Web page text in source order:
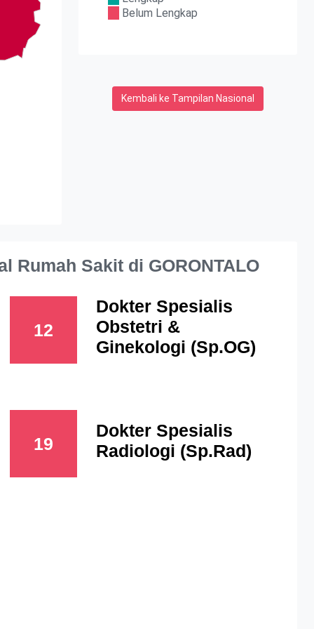
Belum Lengkap
Kembali ke Tampilan Nasional
Rumah Sakit di GORONTALO
12
Dokter Spesialis
Obstetri &
Ginekologi (Sp.OG)
19
Dokter Spesialis
Radiologi (Sp.Rad)